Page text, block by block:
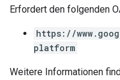
Erfordert den folgenden
https://
platform
Weitere Informationen